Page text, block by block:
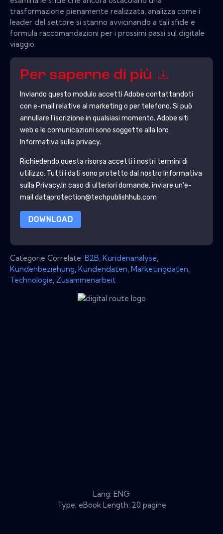
trasformazione pienamente realizzata, analizza come i
leader del settore si stanno avvicinando a tali sfide e
formula raccomandazioni per i prossimi passi sul digitale
viaggio.
Per saperne di più
Inviando questo modulo accetti Adobe contattandoti
con e-mail relative al marketing o per telefono. Si può
annullare l'iscrizione in qualsiasi momento. Adobe siti
web e le comunicazioni sono soggette alla loro
Informativa sulla privacy.
Richiedendo questa risorsa accetti i nostri termini di
utilizzo. Tutti i dati sono protetto dal nostro Informativa
sulla Privacy.In caso di ulteriori domande, inviare un'e-
mail dataprotection@techpublishhub.com
DOWNLOAD
Categorie Correlate: B2B Kundenanalyse
Kundenbeziehung Kundendaten Marketingdaten
Technologie Zusammenarbeit
Lang: ENG
Type: eBook Length: 20 pagine